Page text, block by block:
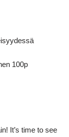
100p
It’s time to see